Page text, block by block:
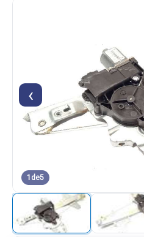
‹
1 de5